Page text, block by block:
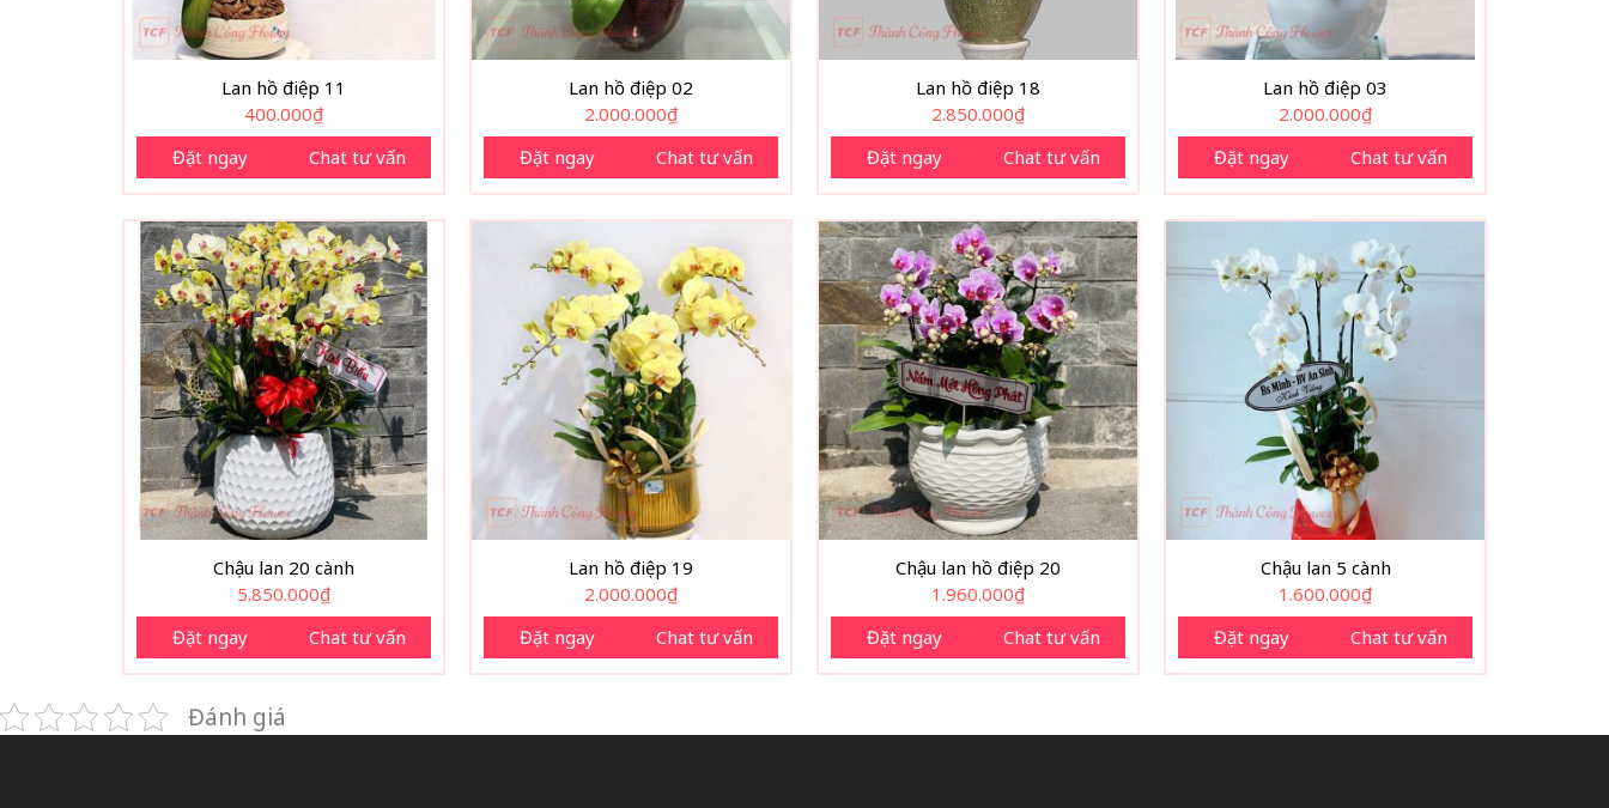
Lan hồ điệp 11
400.000₫
Đặt ngay
Chat tư vấn
Lan hồ điệp 02
2.000.000₫
Đặt ngay
Chat tư vấn
Lan hồ điệp 18
2.850.000₫
Đặt ngay
Chat tư vấn
Lan hồ điệp 03
2.000.000₫
Đặt ngay
Chat tư vấn
Chậu lan 20 cành
5.850.000₫
Đặt ngay
Chat tư vấn
Lan hồ điệp 19
2.000.000₫
Đặt ngay
Chat tư vấn
Chậu lan hồ điệp 20
1.960.000₫
Đặt ngay
Chat tư vấn
Chậu lan 5 cành
1.600.000₫
Đặt ngay
Chat tư vấn
Đánh giá